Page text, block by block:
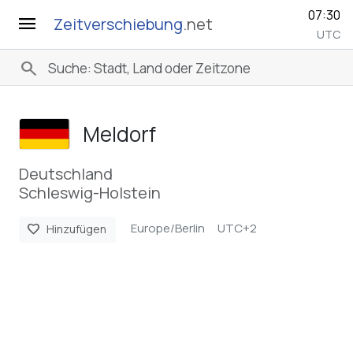
menu Zeitverschiebung.net 07:30
UTC
search
Meldorf
Deutschland
Schleswig-Holstein
favorite Hinzufügen Europe/Berlin UTC+2